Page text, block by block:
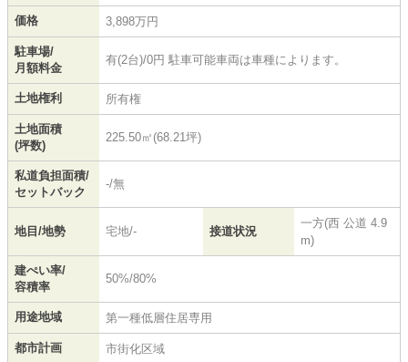
価格 3,898万円
駐車場/
月額料金
有(2台)/0円 駐車可能車両は車種によります。
土地権利 所有権
土地面積
(坪数)
225.50㎡(68.21坪)
私道負担面積/
セットバック
-/無
地目/地勢 宅地/- 接道状況
一方(西 公道 4.9
m)
建ぺい率/
容積率
50%/80%
用途地域 第一種低層住居専用
都市計画 市街化区域